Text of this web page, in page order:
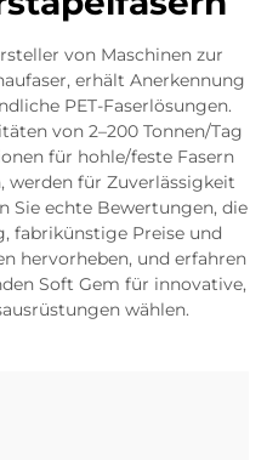
von Maschinen zur
erhält Anerkennung
PET-Faserlösungen.
von 2–200 Tonnen/Tag
für hohle/feste Fasern
werden für Zuverlässigkeit
Sie echte Bewertungen, die
fabrikünstige Preise und
hervorheben, und erfahren
Soft Gem für innovative,
wählen.